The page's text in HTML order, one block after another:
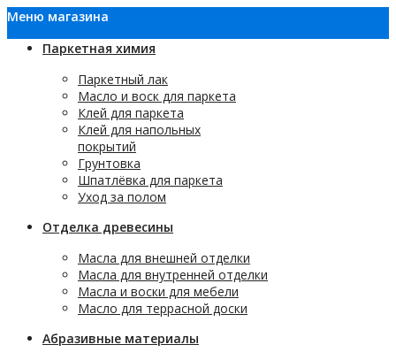
Меню магазина
Паркетная химия
Паркетный лак
Масло и воск для паркета
Клей для паркета
Клей для напольных
покрытий
Грунтовка
Шпатлёвка для паркета
Уход за полом
Отделка древесины
Масла для внешней отделки
Масла для внутренней отделки
Масла и воски для мебели
Масло для террасной доски
Абразивные материалы